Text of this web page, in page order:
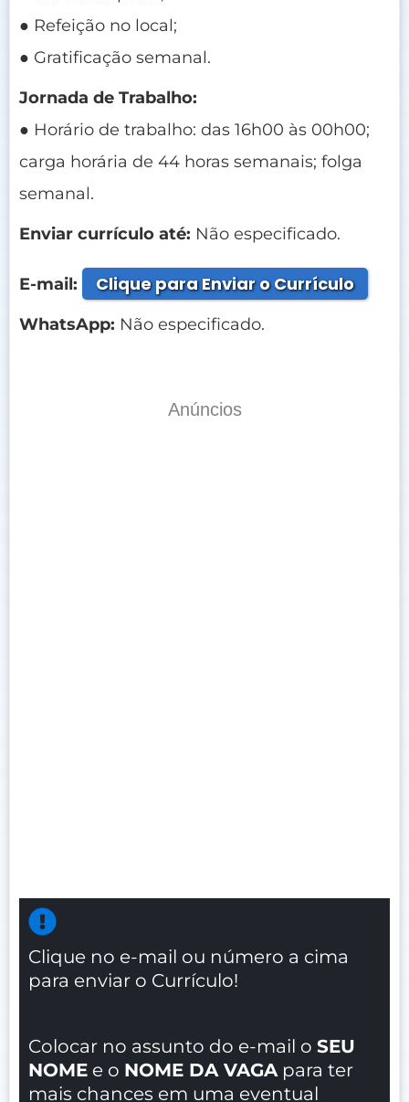
● Refeição no local;
● Gratificação semanal.
Jornada de Trabalho:
● Horário de trabalho: das 16h00 às 00h00;
carga horária de 44 horas semanais; folga
semanal.
Enviar currículo até: Não especificado.
E-mail: Clique para Enviar o Currículo
WhatsApp: Não especificado.
Anúncios
Clique no e-mail ou número a cima
para enviar o Currículo!
Colocar no assunto do e-mail o SEU
NOME e o NOME DA VAGA para ter
mais chances em uma eventual